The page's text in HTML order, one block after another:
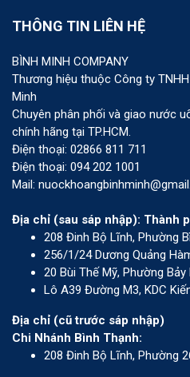
THÔNG TIN LIÊN HỆ
BÌNH MINH COMPANY
Thương hiệu thuộc Công ty
Minh
Chuyên phân phối và giao nước
chính hãng tại TP.HCM.
Điện thoại: 02866 811 711
Điện thoại: 094 202 1001
Mail:
Địa chỉ (sau sáp nhập): Thành
208 Đinh Bộ Lĩnh, Phường
256/1/24 Dương Quảng
20 Bùi Thế Mỹ, Phường Bảy
Lô A39 Đường M3, KDC
Địa chỉ (cũ trước sáp nhập)
Chi Nhánh Bình Thạnh:
208 Đinh Bộ Lĩnh, Phường